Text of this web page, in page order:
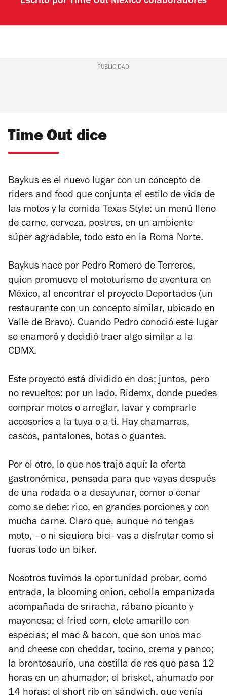
PUBLICIDAD
Time Out dice
Baykus es el nuevo lugar con un concepto de
riders and food que conjunta el estilo de vida de
las motos y la comida Texas Style: un menú lleno
de carne, cerveza, postres, en un ambiente
súper agradable, todo esto en la Roma Norte.
Baykus nace por Pedro Romero de Terreros,
quien promueve el mototurismo de aventura en
México, al encontrar el proyecto Deportados (un
restaurante con un concepto similar, ubicado en
Valle de Bravo). Cuando Pedro conoció este lugar
se enamoró y decidió traer algo similar a la
CDMX.
Este proyecto está dividido en dos; juntos, pero
no revueltos: por un lado, Ridemx, donde puedes
comprar motos o arreglar, lavar y comprarle
accesorios a la tuya o a ti. Hay chamarras,
cascos, pantalones, botas o guantes.
Por el otro, lo que nos trajo aquí: la oferta
gastronómica, pensada para que vayas después
de una rodada o a desayunar, comer o cenar
como se debe: rico, en grandes porciones y con
mucha carne. Claro que, aunque no tengas
moto, –o ni siquiera bici- vas a disfrutar como si
fueras todo un biker.
Nosotros tuvimos la oportunidad probar, como
entrada, la blooming onion, cebolla empanizada
acompañada de sriracha, rábano picante y
mayonesa; el fried corn, elote amarillo con
especias; el mac & bacon, que son unos mac
and cheese con cheddar, tocino, crema y panco;
la brontosaurio, una costilla de res que pasa 12
horas en un ahumador; el brisket, ahumado por